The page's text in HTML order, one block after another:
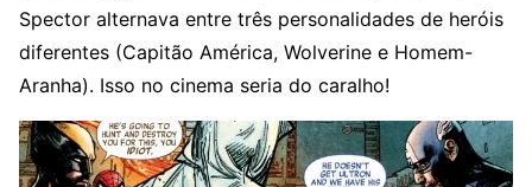
Spector alternava entre três personalidades de heróis
diferentes (Capitão América, Wolverine e Homem-
Aranha). Isso no cinema seria do caralho!